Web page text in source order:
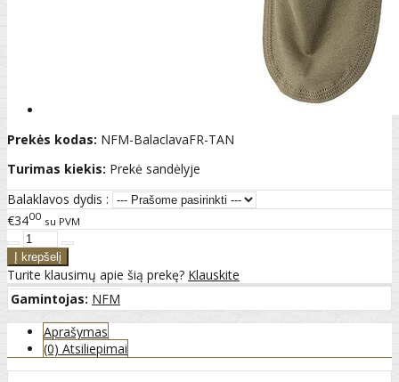
Prekės kodas: NFM-BalaclavaFR-TAN
Turimas kiekis: Prekė sandėlyje
Balaklavos dydis :
€3400 su PVM
Turite klausimų apie šią prekę? Klauskite
Gamintojas: NFM
Aprašymas
(0) Atsiliepimai